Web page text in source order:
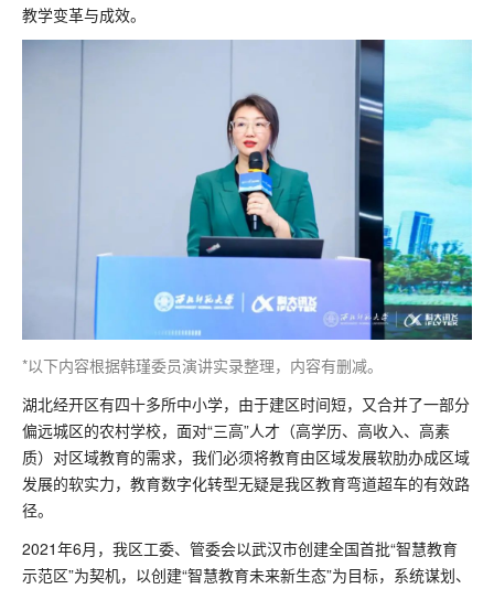
教学变革与成效。
*以下内容根据韩瑾委员演讲实录整理，内容有删减。
湖北经开区有四十多所中小学，由于建区时间短，又合并了一部分
偏远城区的农村学校，面对“三高”人才（高学历、高收入、高素
质）对区域教育的需求，我们必须将教育由区域发展软肋办成区域
发展的软实力，教育数字化转型无疑是我区教育弯道超车的有效路
径。
2021年6月，我区工委、管委会以武汉市创建全国首批“智慧教育
示范区”为契机，以创建“智慧教育未来新生态”为目标，系统谋划、